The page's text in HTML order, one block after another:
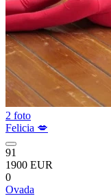
2 foto
Felicia 💋
91
1900 EUR
0
Ovada